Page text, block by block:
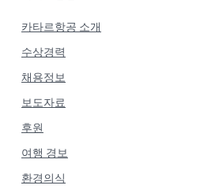
카타르항공 소개
수상경력
채용정보
보도자료
후원
여행 경보
환경의식